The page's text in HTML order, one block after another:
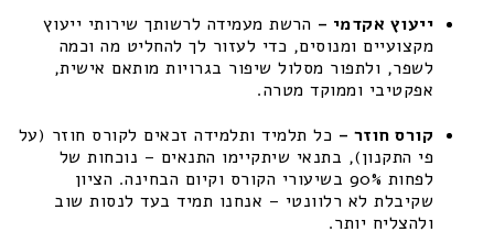
ייעוץ אקדמי – הרשת מעמידה לרשותך שירותי ייעוץ
מקצועיים ומנוסים, כדי לעזור לך להחליט מה וכמה
לשפר, ולתפור מסלול שיפור בגרויות מותאם אישית,
אפקטיבי וממוקד מטרה.
קורס חוזר – כל תלמיד ותלמידה זכאים לקורס חוזר (על
פי התקנון), בתנאי שיתקיימו התנאים – נוכחות של
לפחות 90% בשיעורי הקורס וקיום הבחינה. הציון
שקיבלת לא רלוונטי – אנחנו תמיד בעד לנסות שוב
ולהצליח יותר.